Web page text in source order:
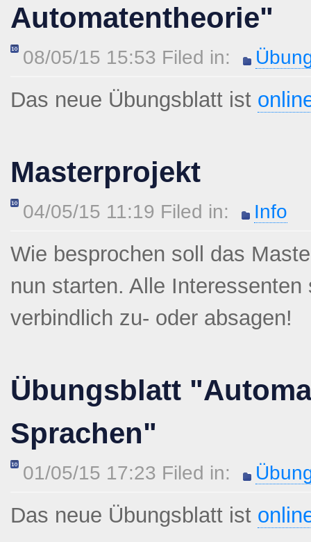
Automatentheorie"
08/05/15 15:53 Filed in:
Das neue Übungsblatt ist
Masterprojekt
04/05/15 11:19 Filed in: Info
Wie besprochen soll das
nun starten. Alle
verbindlich zu- oder absagen!
Übungsblatt
Sprachen"
01/05/15 17:23 Filed in:
Das neue Übungsblatt ist